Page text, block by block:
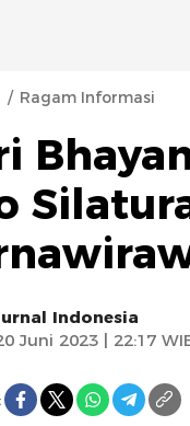
Ragam Informasi
Indonesia
Juni 2023 | 22:17